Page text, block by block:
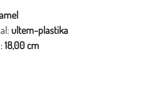
ultem-plastika
18,00 cm